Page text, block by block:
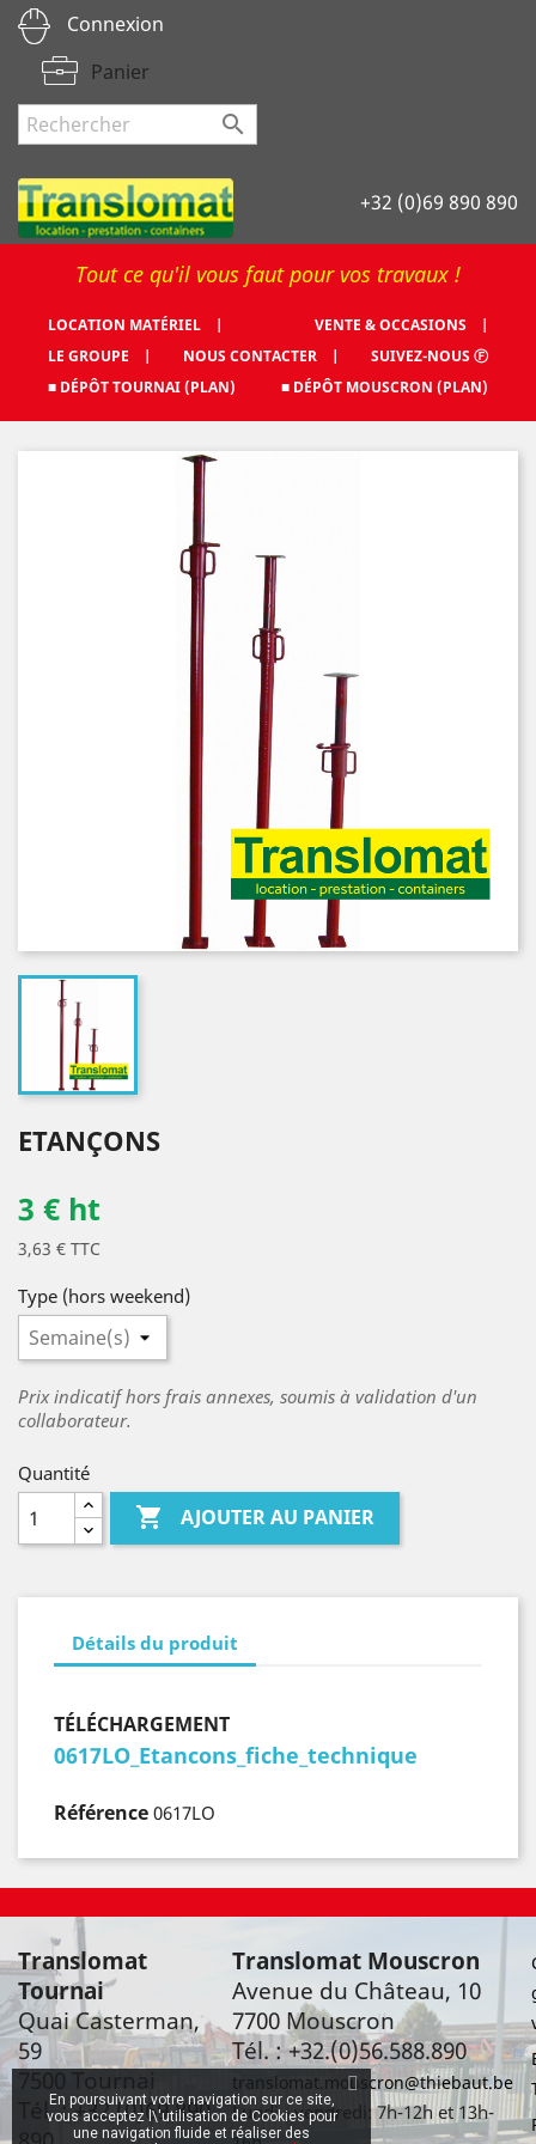
Connexion
Panier

+32 (0)69 890 890
Tout ce qu'il vous faut pour vos travaux !
LOCATION MATÉRIEL |
VENTE & OCCASIONS |
LE GROUPE |
NOUS CONTACTER |
SUIVEZ-NOUS Ⓕ
■ DÉPÔT TOURNAI (PLAN)
■ DÉPÔT MOUSCRON (PLAN)
ETANÇONS
3 € ht
3,63 € TTC
Type (hors weekend)
Prix indicatif hors frais annexes, soumis à validation d'un
collaborateur.
Quantité
 AJOUTER AU PANIER
Détails du produit
TÉLÉCHARGEMENT
0617LO_Etancons_fiche_technique
Référence 0617LO
Translomat
Tournai
Quai Casterman,
59
7500 Tournai
Tél. : +32 (0)69 890
Translomat Mouscron
Avenue du Château, 10
7700 Mouscron
Tél. : +32.(0)56.588.890
translomat.mouscron@thiebaut.be
Lundi - vendredi: 7h-12h et 13h-
En poursuivant votre navigation sur ce site,
vous acceptez l\'utilisation de Cookies pour
une navigation fluide et réaliser des